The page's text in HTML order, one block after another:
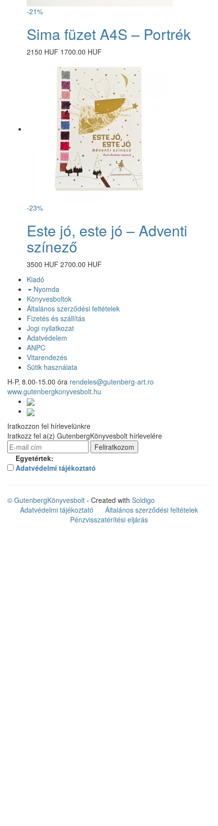
-21%
Sima füzet A4S – Portrék
2150 HUF 1700.00 HUF
-23%
Este jó, este jó – Adventi
színező
3500 HUF 2700.00 HUF
Kiadó
Nyomda
Könyvesboltok
Általános szerződési feltételek
Fizetés és szállítás
Jogi nyilatkozat
Adatvédelem
ANPC
Vitarendezés
Sütik használata
H-P, 8.00-15.00 óra rendeles@gutenberg-art.ro
www.gutenbergkonyvesbolt.hu
Iratkozzon fel hírlevelünkre
Iratkozz fel a(z) GutenbergKönyvesbolt hírlevelére
Egyetértek:
Adatvédelmi tájékoztató
© GutenbergKönyvesbolt - Created with Soldigo
Adatvédelmi tájékoztató
Általános szerződési feltételek
Pénzvisszatérítési eljárás